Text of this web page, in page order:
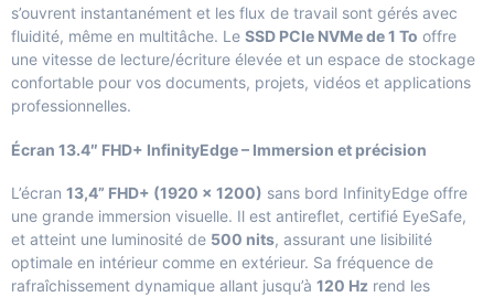
s’ouvrent instantanément et les flux de travail sont gérés avec
fluidité, même en multitâche. Le SSD PCIe NVMe de 1 To offre
une vitesse de lecture/écriture élevée et un espace de stockage
confortable pour vos documents, projets, vidéos et applications
professionnelles.
Écran 13.4″ FHD+ InfinityEdge – Immersion et précision
L’écran 13,4” FHD+ (1920 x 1200) sans bord InfinityEdge offre
une grande immersion visuelle. Il est antireflet, certifié EyeSafe,
et atteint une luminosité de 500 nits, assurant une lisibilité
optimale en intérieur comme en extérieur. Sa fréquence de
rafraîchissement dynamique allant jusqu’à 120 Hz rend les